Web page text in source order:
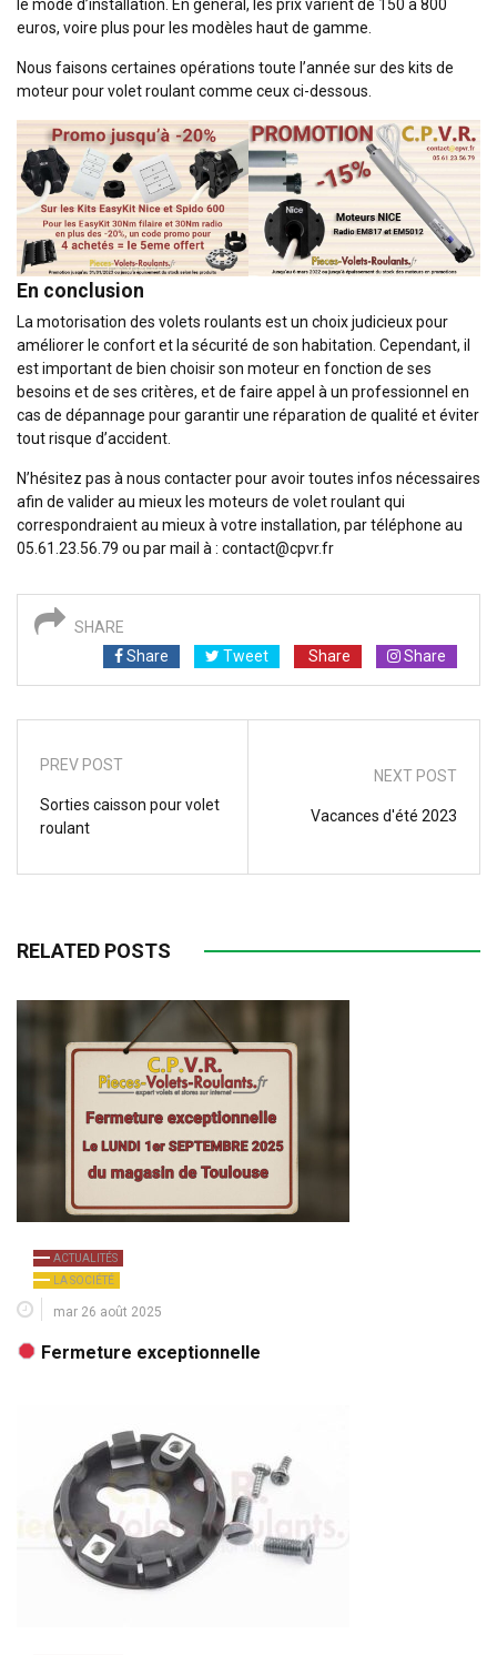
le mode d’installation. En général, les prix varient de 150 à 800
euros, voire plus pour les modèles haut de gamme.
Nous faisons certaines opérations toute l’année sur des kits de
moteur pour volet roulant comme ceux ci-dessous.
En conclusion
La motorisation des volets roulants est un choix judicieux pour
améliorer le confort et la sécurité de son habitation. Cependant, il
est important de bien choisir son moteur en fonction de ses
besoins et de ses critères, et de faire appel à un professionnel en
cas de dépannage pour garantir une réparation de qualité et éviter
tout risque d’accident.
N’hésitez pas à nous contacter pour avoir toutes infos nécessaires
afin de valider au mieux les moteurs de volet roulant qui
correspondraient au mieux à votre installation, par téléphone au
05.61.23.56.79 ou par mail à : contact@cpvr.fr
SHARE
Share
Tweet Share Share
PREV POST
Sorties caisson pour volet
roulant
NEXT POST
Vacances d'été 2023
RELATED POSTS
ACTUALITÉS
LA SOCIÉTÉ
mar 26 août 2025
Fermeture exceptionnelle